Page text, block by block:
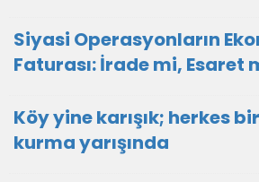
Siyasi Operasyonların
Faturası: İrade mi, Esaret
Köy yine karışık; herkes
kurma yarışında